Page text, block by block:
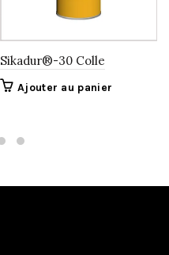
Sikadur®-30 Colle
Ajouter au panier